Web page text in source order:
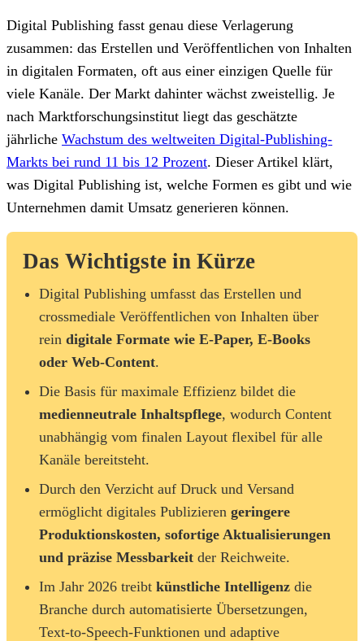
Digital Publishing fasst genau diese Verlagerung
zusammen: das Erstellen und Veröffentlichen von Inhalten
in digitalen Formaten, oft aus einer einzigen Quelle für
viele Kanäle. Der Markt dahinter wächst zweistellig. Je
nach Marktforschungsinstitut liegt das geschätzte
jährliche Wachstum des weltweiten Digital-Publishing-
Markts bei rund 11 bis 12 Prozent. Dieser Artikel klärt,
was Digital Publishing ist, welche Formen es gibt und wie
Unternehmen damit Umsatz generieren können.
Das Wichtigste in Kürze
Digital Publishing umfasst das Erstellen und
crossmediale Veröffentlichen von Inhalten über
rein digitale Formate wie E-Paper, E-Books
oder Web-Content.
Die Basis für maximale Effizienz bildet die
medienneutrale Inhaltspflege, wodurch Content
unabhängig vom finalen Layout flexibel für alle
Kanäle bereitsteht.
Durch den Verzicht auf Druck und Versand
ermöglicht digitales Publizieren geringere
Produktionskosten, sofortige Aktualisierungen
und präzise Messbarkeit der Reichweite.
Im Jahr 2026 treibt künstliche Intelligenz die
Branche durch automatisierte Übersetzungen,
Text-to-Speech-Funktionen und adaptive